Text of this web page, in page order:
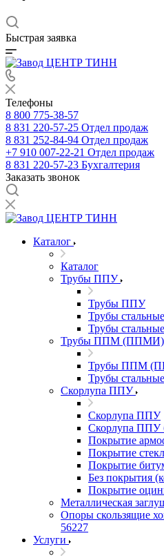
Быстрая заявка
Телефоны
8 800 775-38-57
8 831 220-57-25 Отдел продаж
8 831 252-84-94 Отдел продаж
+7 910 007-22-21 Отдел продаж
8 831 220-57-23 Бухгалтерия
Заказать звонок
Каталог
Каталог
Трубы ППУ
Трубы ППУ
Трубы
Трубы
Трубы ППМ (ППМИ)
Трубы ППМ
Трубы
Скорлупа ППУ
Скорлупа ППУ
Скорлупа ППУ
Покрытие
Покрытие
Покрытие
Без покрытия
Покрытие
Металлическая
Опоры скользящие
56227
Услуги